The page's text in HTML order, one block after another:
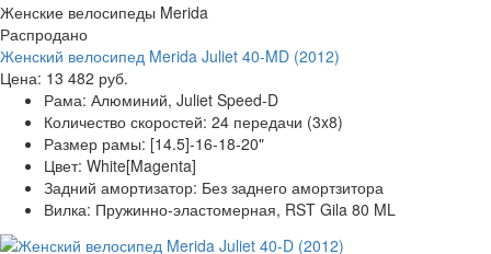
Женские велосипеды Merida
Распродано
Женский велосипед Merida Juliet 40-MD (2012)
Цена: 13 482 руб.
Рама: Алюминий, Juliet Speed-D
Количество скоростей: 24 передачи (3x8)
Размер рамы: [14.5]-16-18-20"
Цвет: White[Magenta]
Задний амортизатор: Без заднего амортзитора
Вилка: Пружинно-эластомерная, RST Gila 80 ML